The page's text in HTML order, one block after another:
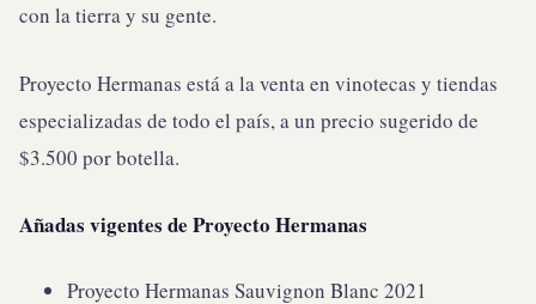
con la tierra y su gente.
Proyecto Hermanas está a la venta en vinotecas y tiendas
especializadas de todo el país, a un precio sugerido de
$3.500 por botella.
Añadas vigentes de Proyecto Hermanas
Proyecto Hermanas Sauvignon Blanc 2021